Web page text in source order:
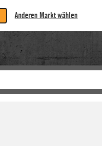
Anderen Markt wählen